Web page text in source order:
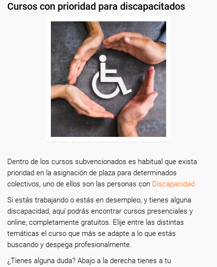
Cursos con prioridad para discapacitados
Dentro de los cursos subvencionados es habitual que exista
prioridad en la asignación de plaza para determinados
colectivos, uno de ellos son las personas con Discapacidad.
Si estás trabajando o estás en desempleo, y tienes alguna
discapacidad, aquí podrás encontrar cursos presenciales y
online, completamente gratuitos. Elije entre las distintas
temáticas el curso que más se adapte a lo que estás
buscando y despega profesionalmente.
¿Tienes alguna duda? Abajo a la derecha tienes a tu